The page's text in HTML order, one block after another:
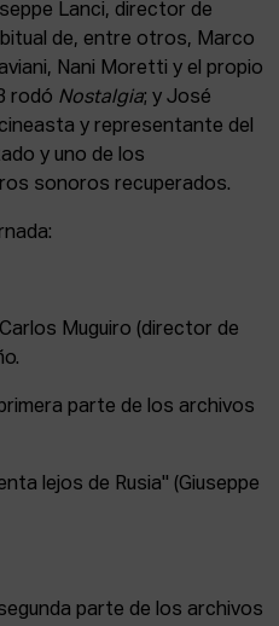
Lanci, director de
de, entre otros, Marco
Nani Moretti y el propio
rodó Nostalgia; y José
y representante del
y uno de los
sonoros recuperados.
Muguiro (director de
parte de los archivos
lejos de Rusia" (Giuseppe
parte de los archivos